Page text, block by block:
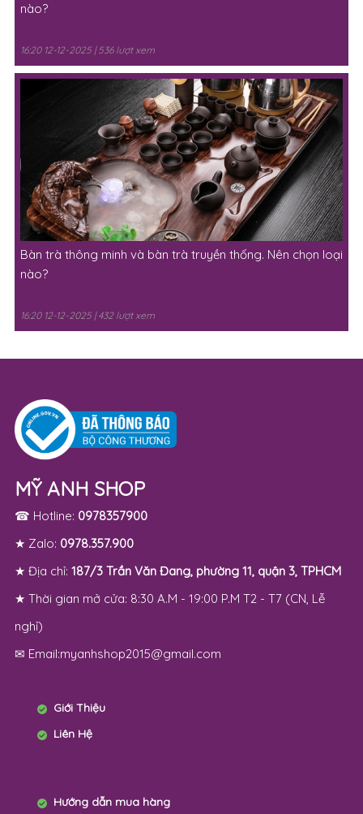
nào?
16:20 12-12-2025 | 536 lượt xem
Bàn trà thông minh và bàn trà truyền thống. Nên chọn loại
nào?
16:20 12-12-2025 | 432 lượt xem
MỸ ANH SHOP
☎ Hotline: 0978357900
★ Zalo: 0978.357.900
★ Địa chỉ: 187/3 Trần Văn Đang, phường 11, quận 3, TPHCM
★ Thời gian mở cửa: 8:30 A.M - 19:00 P.M T2 - T7 (CN, Lễ
nghỉ)
✉ Email:myanhshop2015@gmail.com
Giới Thiệu
Liên Hệ
Hướng dẫn mua hàng